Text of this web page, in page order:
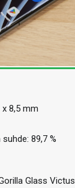
x 8,5 mm
89,7 %
Glass Victus